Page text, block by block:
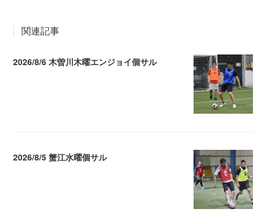
関連記事
2026/8/6 木曽川木曜エンジョイ個サル
2026/8/5 蟹江水曜個サル